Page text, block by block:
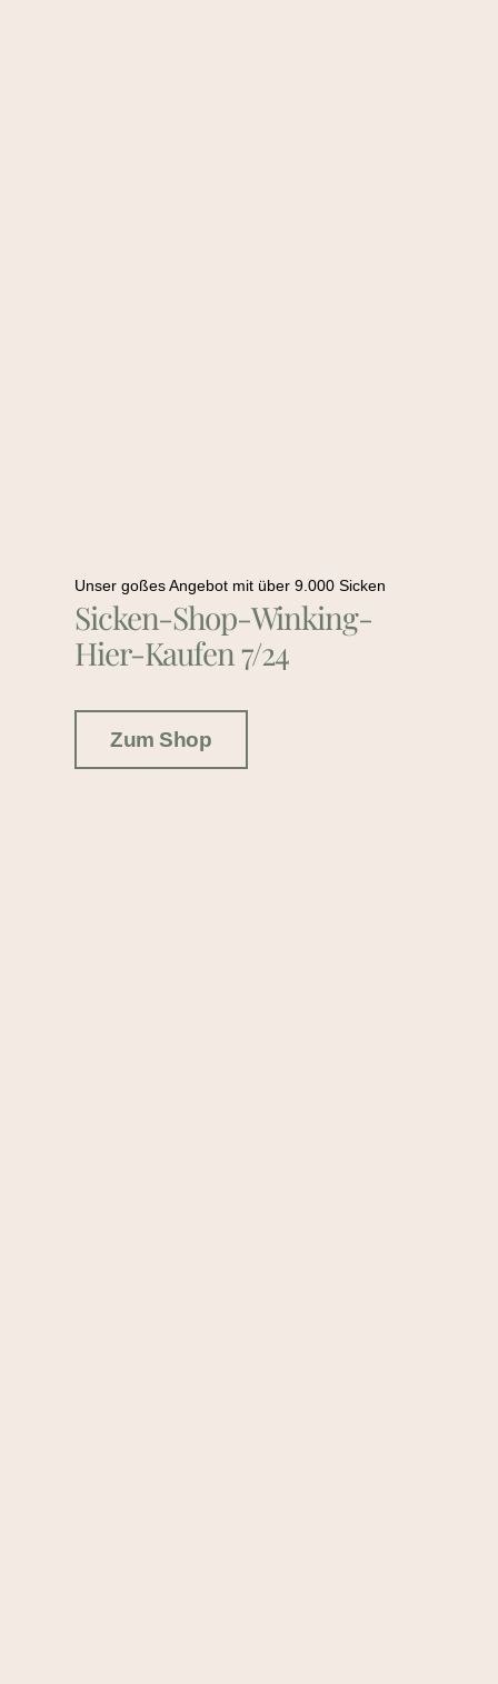
Unser goßes Angebot mit über 9.000 Sicken
Sicken-Shop-Winking-
Hier-Kaufen 7/24
Zum Shop